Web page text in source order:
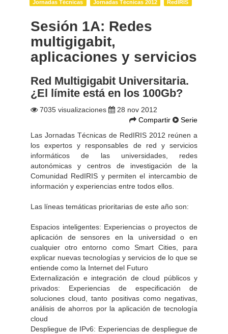
Jornadas Técnicas
Jornadas Técnicas 2012 RedIRIS
Sesión 1A: Redes
multigigabit,
aplicaciones y servicios
Red Multigigabit Universitaria.
¿El límite está en los 100Gb?
7035 visualizaciones
28 nov 2012
Compartir
Serie
Las Jornadas Técnicas de RedIRIS 2012 reúnen a
los expertos y responsables de red y servicios
informáticos de las universidades, redes
autonómicas y centros de investigación de la
Comunidad RedIRIS y permiten el intercambio de
información y experiencias entre todos ellos.
Las líneas temáticas prioritarias de este año son:
Espacios inteligentes: Experiencias o proyectos de
aplicación de sensores en la universidad o en
cualquier otro entorno como Smart Cities, para
explicar nuevas tecnologías y servicios de lo que se
entiende como la Internet del Futuro
Externalización e integración de cloud públicos y
privados: Experiencias de especificación de
soluciones cloud, tanto positivas como negativas,
análisis de ahorros por la aplicación de tecnología
cloud
Despliegue de IPv6: Experiencias de despliegue de